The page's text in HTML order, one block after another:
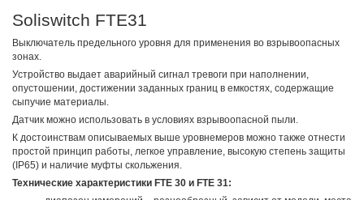
Soliswitch FTE31
Выключатель предельного уровня для применения во взрывоопасных
зонах.
Устройство выдает аварийный сигнал тревоги при наполнении,
опустошении, достижении заданных границ в емкостях, содержащие
сыпучие материалы.
Датчик можно использовать в условиях взрывоопасной пыли.
К достоинствам описываемых выше уровнемеров можно также отнести
простой принцип работы, легкое управление, высокую степень защиты
(IP65) и наличие муфты скольжения.
Технические характеристики FTE 30 и FTE 31: